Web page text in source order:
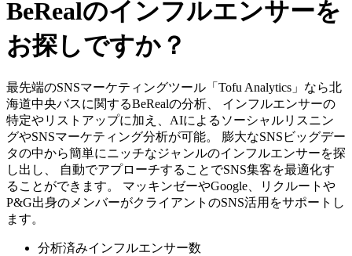
BeRealのインフルエンサーを
お探しですか？
最先端のSNSマーケティングツール「Tofu Analytics」なら北
海道中央バスに関するBeRealの分析、 インフルエンサーの
特定やリストアップに加え、AIによるソーシャルリスニン
グやSNSマーケティング分析が可能。 膨大なSNSビッグデー
タの中から簡単にニッチなジャンルのインフルエンサーを探
し出し、 自動でアプローチすることでSNS集客を最適化す
ることができます。 マッキンゼーやGoogle、リクルートや
P&G出身のメンバーがクライアントのSNS活用をサポートし
ます。
分析済みインフルエンサー数